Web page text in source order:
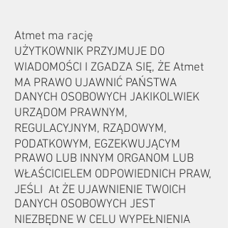
Atmet ma rację
UŻYTKOWNIK PRZYJMUJE DO
WIADOMOŚCI I ZGADZA SIĘ, ŻE Atmet
MA PRAWO UJAWNIĆ PAŃSTWA
DANYCH OSOBOWYCH JAKIKOLWIEK
URZĄDOM PRAWNYM,
REGULACYJNYM, RZĄDOWYM,
PODATKOWYM, EGZEKWUJĄCYM
PRAWO LUB INNYM ORGANOM LUB
WŁAŚCICIELEM ODPOWIEDNICH PRAW,
JEŚLI At ŻE UJAWNIENIE TWOICH
DANYCH OSOBOWYCH JEST
NIEZBĘDNE W CELU WYPEŁNIENIA